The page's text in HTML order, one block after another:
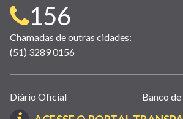
Telefone
para
contato:
156
Chamadas de outras cidades:
(51) 3289 0156
Links
úteis
Diário Oficial Banco